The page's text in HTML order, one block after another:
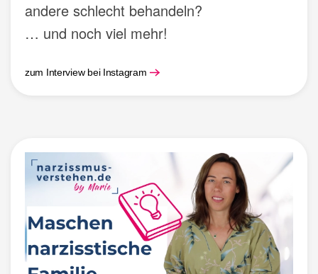
andere schlecht behandeln?
… und noch viel mehr!
zum Interview bei Instagram